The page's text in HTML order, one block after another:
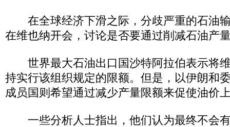
在全球经济下滑之际，分歧严重的石油
在维也纳开会，讨论是否要通过削减石油产
世界最大石油出口国沙特阿拉伯表示将
持实行该组织规定的限额。但是，以伊朗和
成员国则希望通过减少产量限额来促使油价
一些分析人士指出，他们认为最终不会